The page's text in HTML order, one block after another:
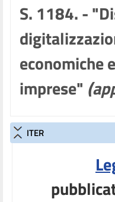
S. 1184. -
economiche
imprese"
ITER